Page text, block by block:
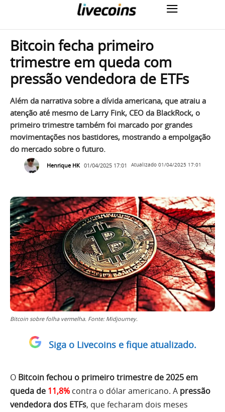
Bitcoin fecha primeiro
trimestre em queda com
pressão vendedora de ETFs
Além da narrativa sobre a dívida americana, que atraiu a
atenção até mesmo de Larry Fink, CEO da BlackRock, o
primeiro trimestre também foi marcado por grandes
movimentações nos bastidores, mostrando a empolgação
do mercado sobre o futuro.
Henrique HK 01/04/2025 17:01 Atualizado 01/04/2025 17:01
Bitcoin sobre folha vermelha. Fonte: Midjourney.
Siga o Livecoins e fique atualizado.
O Bitcoin fechou o primeiro trimestre de 2025 em
queda de 11,8% contra o dólar americano. A pressão
vendedora dos ETFs, que fecharam dois meses